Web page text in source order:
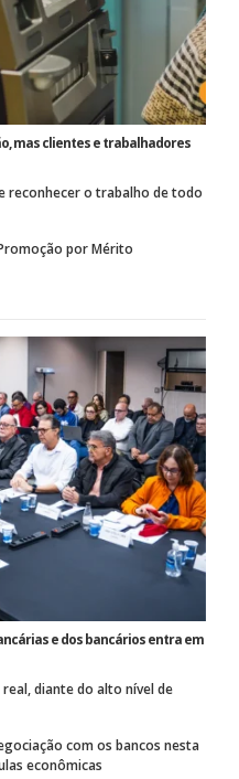
mas clientes e trabalhadores
reconhecer o trabalho de todo
por Mérito
e dos bancários entra em
diante do alto nível de
com os bancos nesta
econômicas